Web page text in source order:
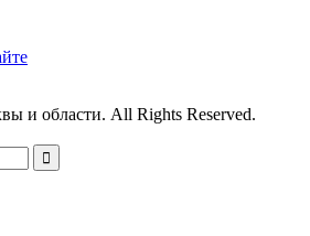
и области. All Rights Reserved.